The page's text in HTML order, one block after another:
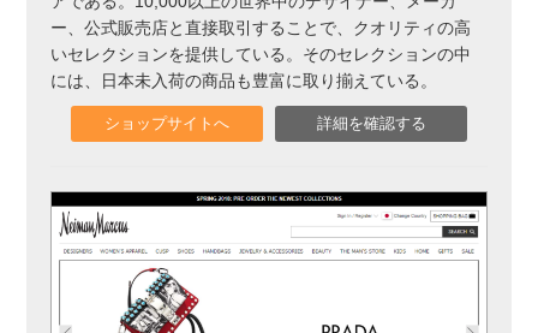
ー、公式販売店と直接取引することで、クオリティの高
いセレクションを提供している。そのセレクションの中
には、日本未入荷の商品も豊富に取り揃えている。
ショップサイトへ 詳細を確認する